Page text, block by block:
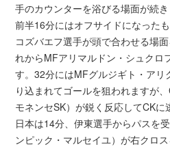
手のカウンターを浴びる場面が続き
前半16分にはオフサイドになった
コズバエフ選手が頭で合わせる場
れからMFアリマルドン・シュクロ
す。32分にはMFグルジギト・アリ
り込まれてゴールを狙われますが
モネンセSK）が鋭く反応してCKに
日本は14分、伊東選手からパスを
ンピック・マルセイユ）が右クロ